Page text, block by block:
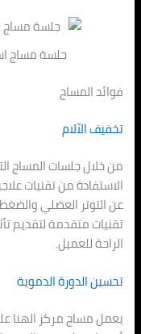
جلسة مساج
فوائد المساج
تخفيف الآلام
من خلال جلسات المساج
الاستفادة من تقنيات
عن التوتر العضلي
تقنيات متقدمة لتقديم
الراحة للعميل.
تحسين الدورة الدموية
يعمل مساج مركز الهنا